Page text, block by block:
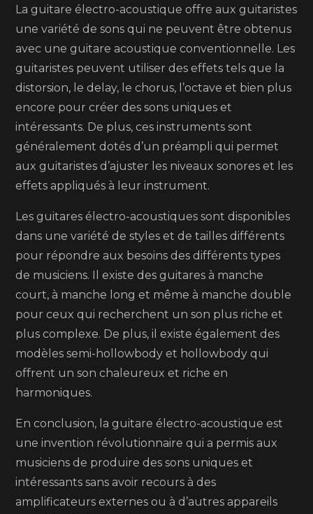
La guitare électro-acoustique offre aux guitaristes
une variété de sons qui ne peuvent être obtenus
avec une guitare acoustique conventionnelle. Les
guitaristes peuvent utiliser des effets tels que la
distorsion, le delay, le chorus, l’octave et bien plus
encore pour créer des sons uniques et
intéressants. De plus, ces instruments sont
généralement dotés d’un préampli qui permet
aux guitaristes d’ajuster les niveaux sonores et les
effets appliqués à leur instrument.
Les guitares électro-acoustiques sont disponibles
dans une variété de styles et de tailles différents
pour répondre aux besoins des différents types
de musiciens. Il existe des guitares à manche
court, à manche long et même à manche double
pour ceux qui recherchent un son plus riche et
plus complexe. De plus, il existe également des
modèles semi-hollowbody et hollowbody qui
offrent un son chaleureux et riche en
harmoniques.
En conclusion, la guitare électro-acoustique est
une invention révolutionnaire qui a permis aux
musiciens de produire des sons uniques et
intéressants sans avoir recours à des
amplificateurs externes ou à d’autres appareils